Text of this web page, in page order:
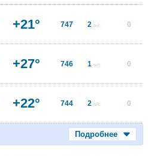
+21° 747 2 м/с 0
+27° 746 1 м/с 0
+22° 744 2 м/с 0
Подробнее